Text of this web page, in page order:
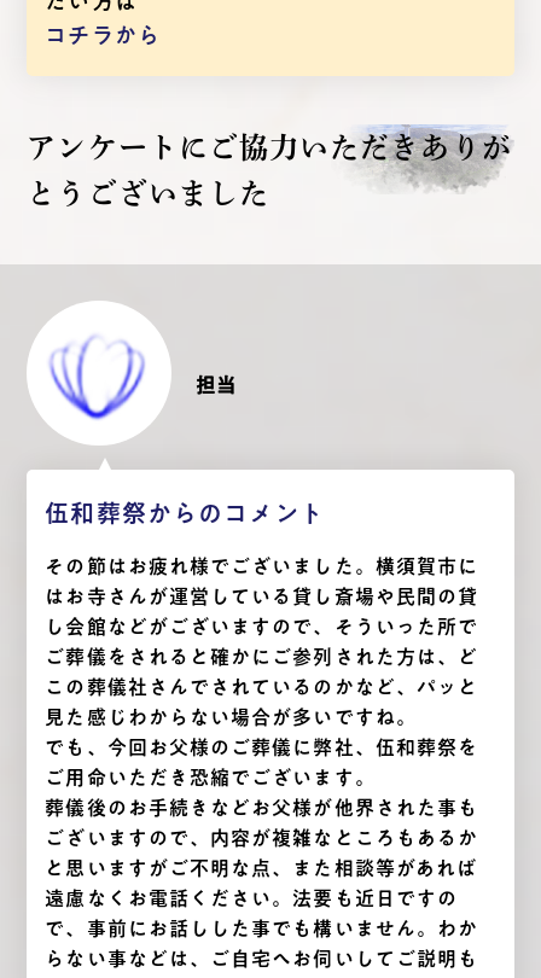
コチラから
アンケートにご協力いただきありが
とうございました
伍和葬祭からのコメント
その節はお疲れ様でございました。横須賀市に
はお寺さんが運営している貸し斎場や民間の貸
し会館などがございますので、そういった所で
ご葬儀をされると確かにご参列された方は、ど
この葬儀社さんでされているのかなど、パッと
見た感じわからない場合が多いですね。
でも、今回お父様のご葬儀に弊社、伍和葬祭を
ご用命いただき恐縮でございます。
葬儀後のお手続きなどお父様が他界された事も
ございますので、内容が複雑なところもあるか
と思いますがご不明な点、また相談等があれば
遠慮なくお電話ください。法要も近日ですの
で、事前にお話しした事でも構いません。わか
らない事などは、ご自宅へお伺いしてご説明も
担当